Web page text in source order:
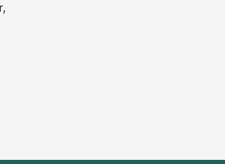
Hiện tượng này phổ biến ở
trên thế giới có thể xuất hiện
cũng có thể mắc suy giáp